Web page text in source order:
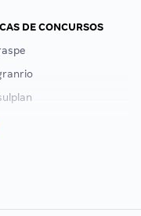
DE CONCURSOS